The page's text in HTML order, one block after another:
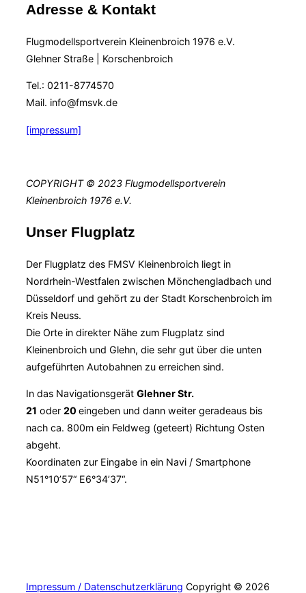
Adresse & Kontakt
Flugmodellsportverein Kleinenbroich 1976 e.V.
Glehner Straße | Korschenbroich
Tel.: 0211-8774570
Mail. info@fmsvk.de
[impressum]
COPYRIGHT © 2023 Flugmodellsportverein
Kleinenbroich 1976 e.V.
Unser Flugplatz
Der Flugplatz des FMSV Kleinenbroich liegt in
Nordrhein-Westfalen zwischen Mönchengladbach und
Düsseldorf und gehört zu der Stadt Korschenbroich im
Kreis Neuss.
Die Orte in direkter Nähe zum Flugplatz sind
Kleinenbroich und Glehn, die sehr gut über die unten
aufgeführten Autobahnen zu erreichen sind.
In das Navigationsgerät Glehner Str.
21 oder 20 eingeben und dann weiter geradeaus bis
nach ca. 800m ein Feldweg (geteert) Richtung Osten
abgeht.
Koordinaten zur Eingabe in ein Navi / Smartphone
N51°10’57“ E6°34’37“.
Impressum / Datenschutzerklärung Copyright © 2026